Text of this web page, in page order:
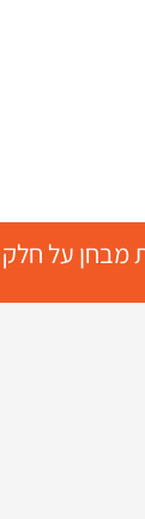
מבחן על